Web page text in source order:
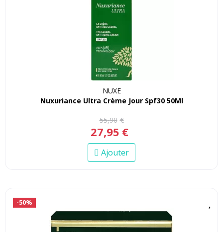
NUXE
Nuxuriance Ultra Crème Jour Spf30 50Ml
55,90 €
27,95 €
Ajouter
-50%